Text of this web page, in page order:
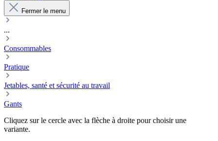
Fermer le menu
...
Consommables
Pratique
Jetables, santé et sécurité au travail
Gants
Cliquez sur le cercle avec la flèche à droite pour choisir une
variante.